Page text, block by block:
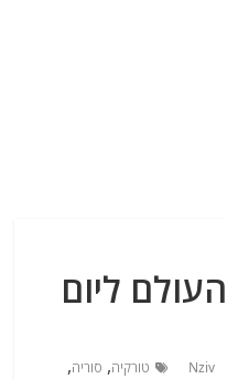
ליום
Nziv טורקיה, סוריה,